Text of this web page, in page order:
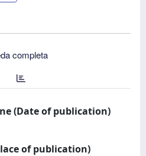
completa
(Date of publication)
of publication)